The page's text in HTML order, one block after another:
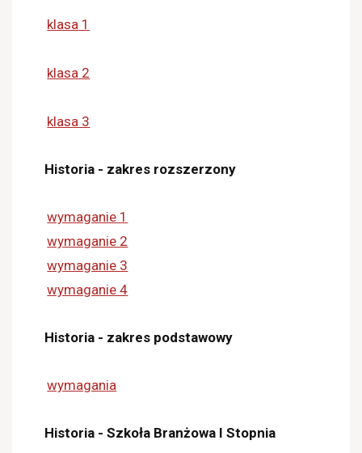
klasa 1
klasa 2
klasa 3
Historia - zakres rozszerzony
wymaganie 1
wymaganie 2
wymaganie 3
wymaganie 4
Historia - zakres podstawowy
wymagania
Historia - Szkoła Branżowa I Stopnia